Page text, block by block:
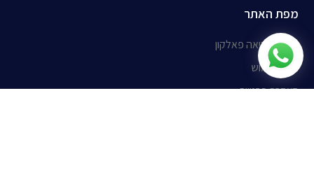
מפת האתר
אודות קוריאה פאלקון
תנאי שימוש
הצהרת פרטיות